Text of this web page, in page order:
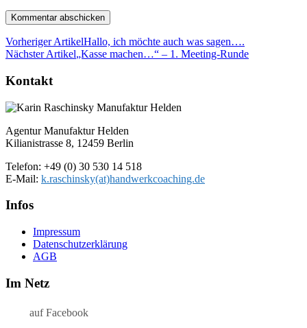
Vorheriger ArtikelHallo, ich möchte auch was sagen….
Nächster Artikel„Kasse machen…“ – 1. Meeting-Runde
Kontakt
Agentur Manufaktur Helden
Kilianistrasse 8, 12459 Berlin
Telefon: +49 (0) 30 530 14 518
E-Mail: k.raschinsky(at)handwerkcoaching.de
Infos
Impressum
Datenschutz­erklärung
AGB
Im Netz
auf Facebook